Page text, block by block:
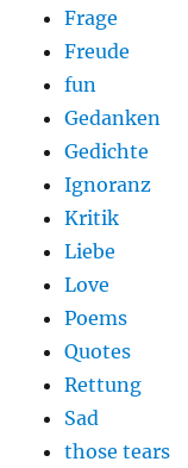
Frage
Freude
fun
Gedanken
Gedichte
Ignoranz
Kritik
Liebe
Love
Poems
Quotes
Rettung
Sad
those tears